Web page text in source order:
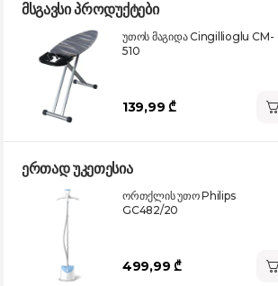
მსგავსი პროდუქტები
უთოს მაგიდა Cingillioglu CM-
510
139,99 ₾
ერთად უკეთესია
ორთქლის უთო Philips
GC482/20
499,99 ₾